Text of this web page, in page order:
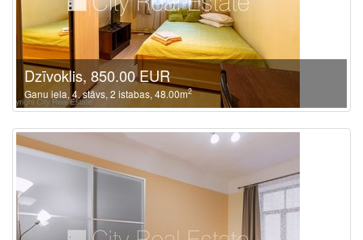
Dzīvoklis, 850.00 EUR
Ganu iela, 4. stāvs, 2 istabas, 48.00m2